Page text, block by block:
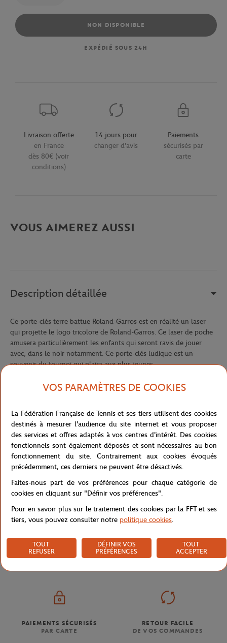
NON DISPONIBLE
EXPÉDIÉ SOUS 24H
Livraison offerte
en France
dès 80€ (voir
conditions)
14 jours pour
changer d'avis
Paiements
sécurisés par
carte
VOUS AIMEREZ AUSSI
Description détaillée
Ce porte-clés terre battue Roland-Garros est en réalité un laser
qui projette le logo tricolore de Roland-Garros. Ce laser de poche
amusera particulièrement les enfants qui seront ravis de jouer
avec, dans le noir notamment. Ce porte-clés ludique est un
souvenir du tournoi qui plaira aux plus jeunes.
RPCU0117-TBA-TU
Caractéristiques
Livraison et retours
Accueil Boutique Souvenirs & Accessoires Porte-clés laser
PAIEMENTS SÉCURISÉS
PAR CARTE
RETOUR FACILE
DE VOS COMMANDES
VOS PARAMÈTRES DE COOKIES
La Fédération Française de Tennis et ses tiers utilisent des cookies
destinés à mesurer l'audience du site internet et vous proposer
des services et offres adaptés à vos centres d'intérêt. Des cookies
fonctionnels sont également déposés et sont nécessaires au bon
fonctionnement du site. Contrairement aux cookies évoqués
précédemment, ces derniers ne peuvent être désactivés.
Faites-nous part de vos préférences pour chaque catégorie de
cookies en cliquant sur "Définir vos préférences".
Pour en savoir plus sur le traitement des cookies par la FFT et ses
tiers, vous pouvez consulter notre politique cookies.
TOUT
REFUSER
DÉFINIR VOS
PRÉFÉRENCES
TOUT
ACCEPTER